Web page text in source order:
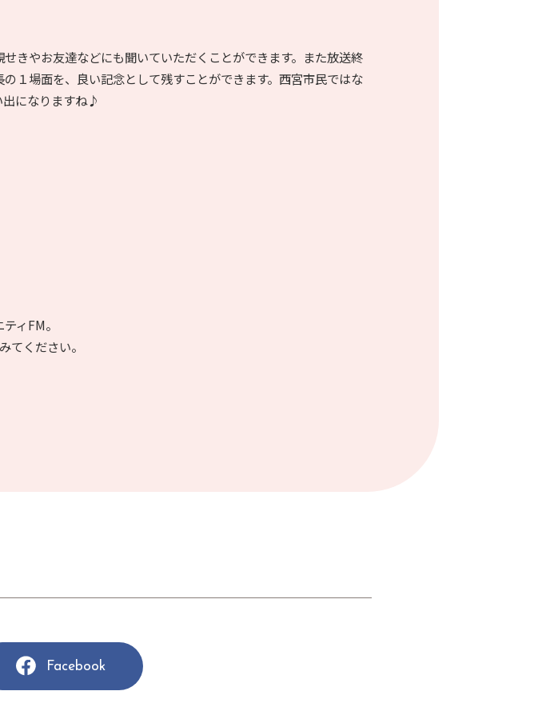
きやお友達などにも聞いていただくことができます。また放送終
１場面を、良い記念として残すことができます。西宮市民ではな
出になりますね♪
ィFM。
てください。
Facebook